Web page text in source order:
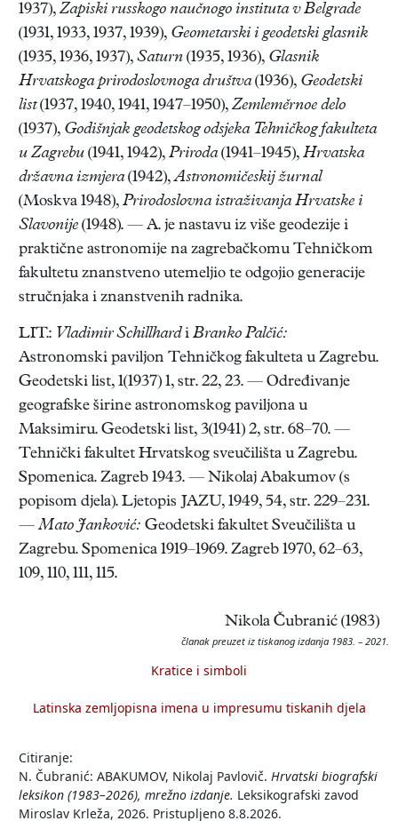
1937), Zapiski russkogo naučnogo instituta v Belgrade
(1931, 1933, 1937, 1939), Geometarski i geodetski glasnik
(1935, 1936, 1937), Saturn (1935, 1936), Glasnik
Hrvatskoga prirodoslovnoga društva(1936), Geodetski
list(1937, 1940, 1941, 1947–1950), Zemleměrnoe delo
(1937), Godišnjak geodetskog odsjeka Tehničkog fakulteta
u Zagrebu (1941, 1942), Priroda(1941–1945), Hrvatska
državna izmjera(1942),Astronomičeskij žurnal
(Moskva 1948), Prirodoslovna istraživanja Hrvatske i
Slavonije (1948). — A. je nastavu iz više geodezije i
praktične astronomije na zagrebačkomu Tehničkom
fakultetu znanstveno utemeljio te odgojio generacije
stručnjaka i znanstvenih radnika.
LIT.: Vladimir Schillhardi Branko Palčić:
Astronomski paviljon Tehničkog fakulteta u Zagrebu.
Geodetski list, 1(1937) 1, str. 22, 23. — Određivanje
geografske širine astronomskog paviljona u
Maksimiru. Geodetski list, 3(1941) 2, str. 68–70. —
Tehnički fakultet Hrvatskog sveučilišta u Zagrebu.
Spomenica. Zagreb 1943. — Nikolaj Abakumov (s
popisom djela). Ljetopis JAZU, 1949, 54, str. 229–231.
—Mato Janković: Geodetski fakultet Sveučilišta u
Zagrebu. Spomenica 1919–1969. Zagreb 1970, 62–63,
109, 110, 111, 115.
Nikola Čubranić (1983)
članak preuzet iz tiskanog izdanja 1983. – 2021.
Kratice i simboli
Latinska zemljopisna imena u impresumu tiskanih djela
Citiranje:
N. Čubranić: ABAKUMOV, Nikolaj Pavlovič. Hrvatski biografski
leksikon (1983–2026), mrežno izdanje. Leksikografski zavod
Miroslav Krleža, 2026. Pristupljeno 8.8.2026.